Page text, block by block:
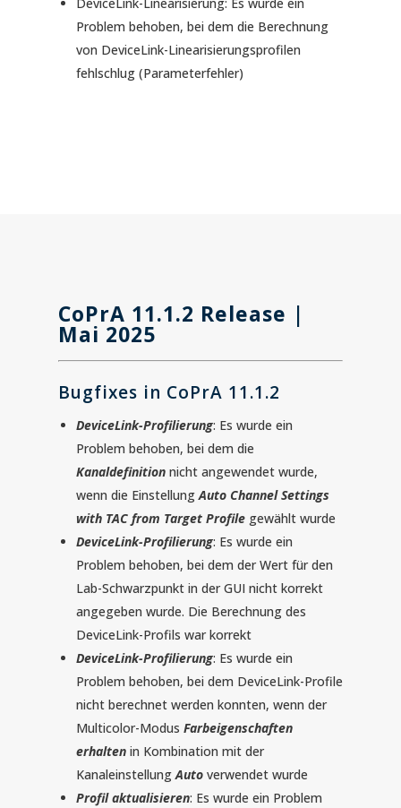
DeviceLink-Linearisierung: Es wurde ein
Problem behoben, bei dem die Berechnung
von DeviceLink-Linearisierungsprofilen
fehlschlug (Parameterfehler)
CoPrA 11.1.2 Release |
Mai 2025
Bugfixes in CoPrA 11.1.2
DeviceLink-Profilierung: Es wurde ein
Problem behoben, bei dem die
Kanaldefinition nicht angewendet wurde,
wenn die EinstellungAuto Channel Settings
with TAC from Target Profilegewählt wurde
DeviceLink-Profilierung: Es wurde ein
Problem behoben, bei dem der Wert für den
Lab-Schwarzpunkt in der GUI nicht korrekt
angegeben wurde. Die Berechnung des
DeviceLink-Profils war korrekt
DeviceLink-Profilierung: Es wurde ein
Problem behoben, bei dem DeviceLink-Profile
nicht berechnet werden konnten, wenn der
Multicolor-Modus Farbeigenschaften
erhaltenin Kombination mit der
KanaleinstellungAuto verwendet wurde
Profil aktualisieren: Es wurde ein Problem